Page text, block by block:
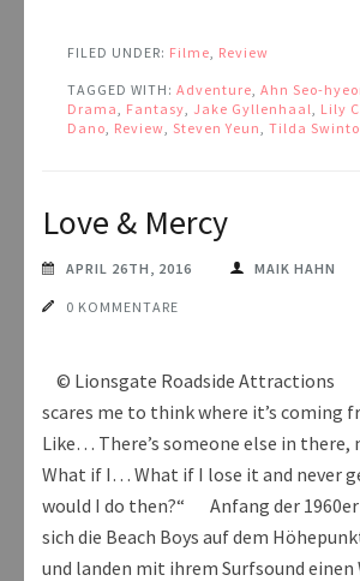
FILED UNDER: Filme Review
TAGGED WITH: Adventure Ahn Seo-
Drama
Fantasy Jake Gyllenhaal Lily
Dano Review Steven Yeun Tilda
Love & Mercy
APRIL 26TH, 2016 MAIK HAHN
0 KOMMENTARE
© Lionsgate Roadside Attractions
scares me to think where it’s coming
Like… There’s someone else in
What if I… What if I lose it and never
would I do then?“ Anfang der
sich die Beach Boys auf dem
und landen mit ihrem Surfsound